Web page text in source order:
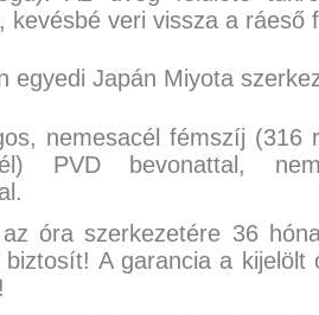
kevésbé veri vissza a ráeső
egyedi Japán Miyota
nemesacél fémszíj (316
PVD bevonattal,
óra szerkezetére 36
biztosít! A garancia a kijelölt